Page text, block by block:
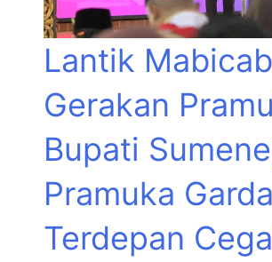
Lantik Mabicab
Gerakan
Bupati
Pramuka Garda
Terdepan